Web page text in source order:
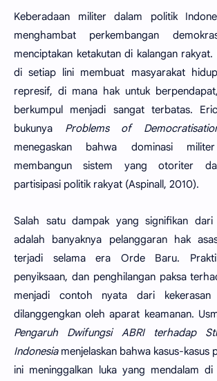
Keberadaan militer dalam politik
menghambat perkembangan
menciptakan ketakutan di kalangan
di setiap lini membuat masyarakat
represif, di mana hak untuk
berkumpul menjadi sangat terbatas.
bukunya Problems of
menegaskan bahwa dominasi
membangun sistem yang otoriter
partisipasi politik rakyat (Aspinall, 2010).
Salah satu dampak yang signifikan dari
adalah banyaknya pelanggaran hak
terjadi selama era Orde Baru.
penyiksaan, dan penghilangan paksa
menjadi contoh nyata dari kekerasan
dilanggengkan oleh aparat keamanan.
Pengaruh Dwifungsi ABRI terhadap
Indonesiamenjelaskan bahwa kasus-kasus
ini meninggalkan luka yang mendalam